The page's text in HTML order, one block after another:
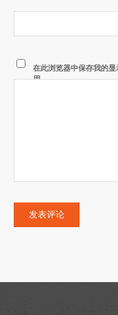
在此浏览器中保存我的
用。